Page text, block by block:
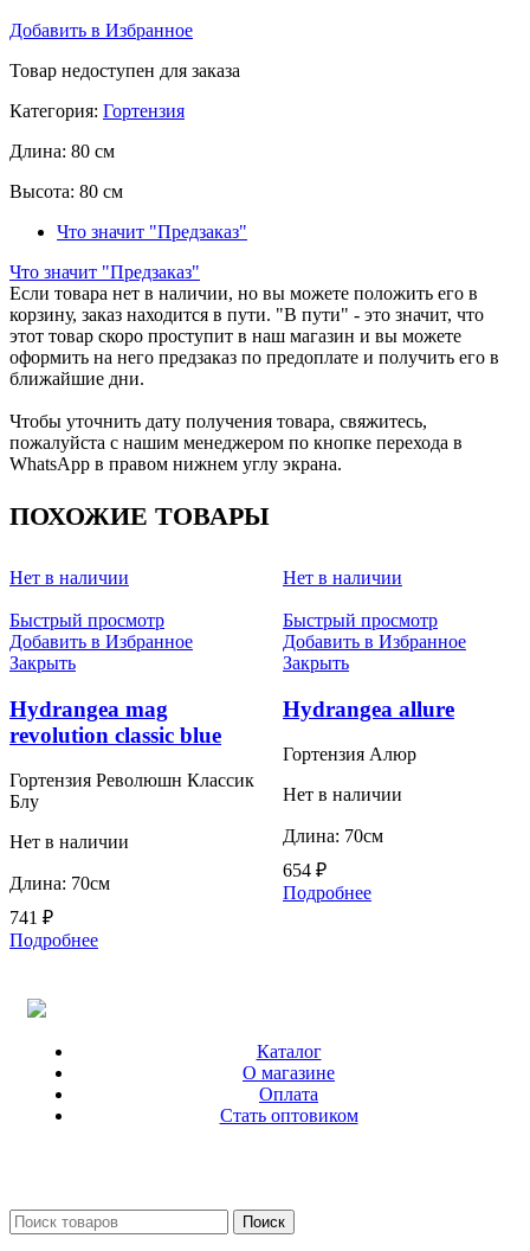
Добавить в Избранное
Товар недоступен для заказа
Категория: Гортензия
Длина: 80 см
Высота: 80 см
Что значит "Предзаказ"
Что значит "Предзаказ"
Если товара нет в наличии, но вы можете положить его в
корзину, заказ находится в пути. "В пути" - это значит, что
этот товар скоро проступит в наш магазин и вы можете
оформить на него предзаказ по предоплате и получить его в
ближайшие дни.
Чтобы уточнить дату получения товара, свяжитесь,
пожалуйста с нашим менеджером по кнопке перехода в
WhatsApp в правом нижнем углу экрана.
ПОХОЖИЕ ТОВАРЫ
Нет в наличии
Быстрый просмотр
Добавить в Избранное
Закрыть
Hydrangea mag
revolution classic blue
Гортензия Революшн Классик
Блу
Нет в наличии
Длина: 70см
741 ₽
Подробнее
Нет в наличии
Быстрый просмотр
Добавить в Избранное
Закрыть
Hydrangea allure
Гортензия Алюр
Нет в наличии
Длина: 70см
654 ₽
Подробнее
Каталог
О магазине
Оплата
Стать оптовиком
Поиск